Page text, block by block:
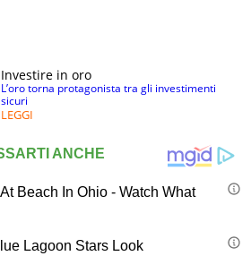
Investire in oro
L’oro torna protagonista tra gli investimenti
sicuri
LEGGI